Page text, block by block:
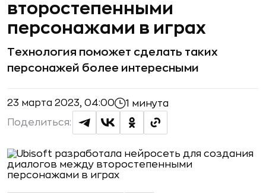
второстепенными
персонажами в играх
Технология поможет сделать таких
персонажей более интересными
23 марта 2023, 04:00 1 минута
Поделиться: